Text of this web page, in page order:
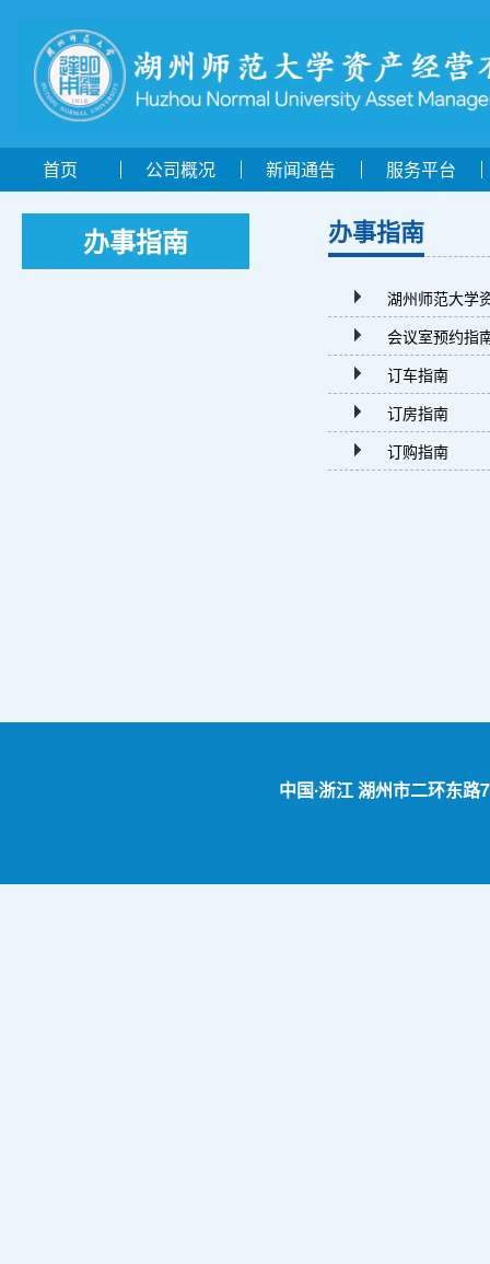
首页 公司概况 新闻通告 服务平台
办事指南 办事指南
湖州师范大学
会议室预约指
订车指南
订房指南
订购指南
中国∙浙江 湖州市二环东